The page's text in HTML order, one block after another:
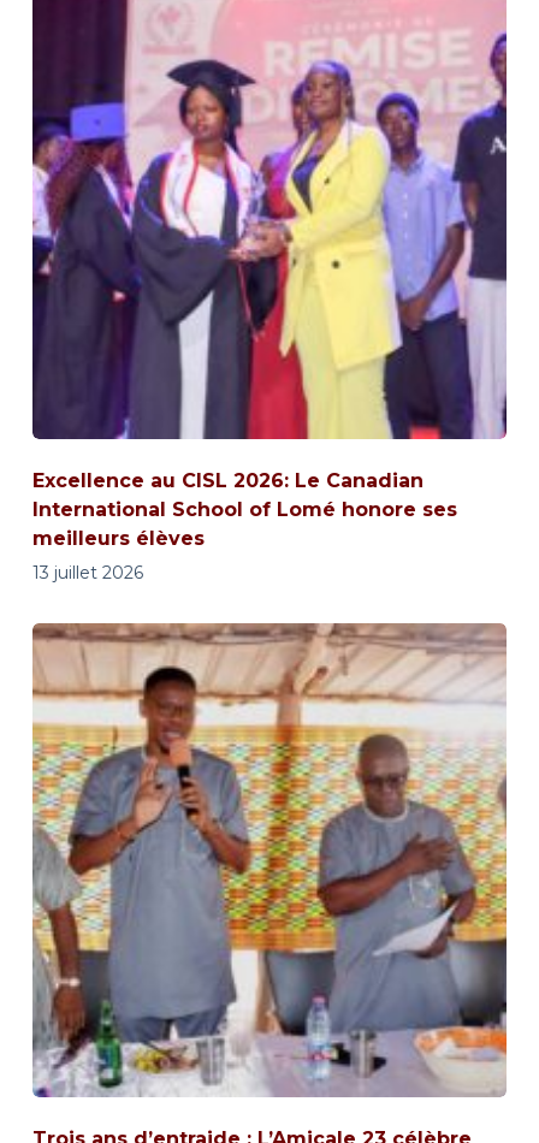
Excellence au CISL 2026: Le Canadian
International School of Lomé honore ses
meilleurs élèves
13 juillet 2026